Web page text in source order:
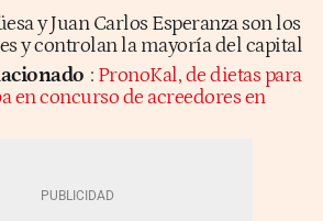
y Juan Carlos Esperanza son los
y controlan la mayoría del capital
: PronoKal, de dietas para
en concurso de acreedores en